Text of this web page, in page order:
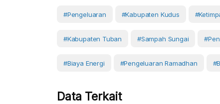
#pengeluaran #Kabupaten Kudus
#Kabupaten Tuban #Sampah Sungai
#biaya Energi #pengeluaran Ramadhan
Data Terkait